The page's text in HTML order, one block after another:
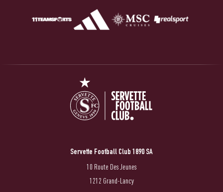
Servette Football Club 1890 SA
10 Route Des Jeunes
1212 Grand-Lancy